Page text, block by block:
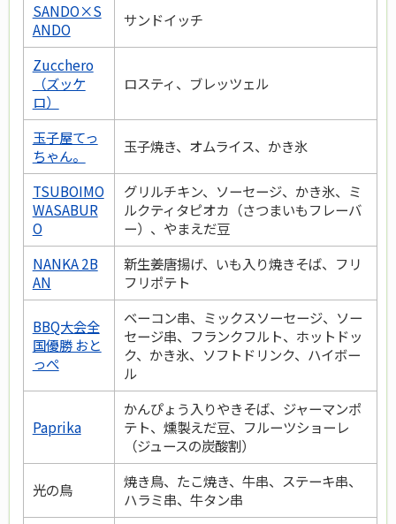
SANDO×S
ANDO
サンドイッチ
Zucchero
（ズッケ
ロ）
ロスティ、ブレッツェル
玉子屋てっ
ちゃん。
玉子焼き、オムライス、かき氷
TSUBOIMO
WASABUR
O
グリルチキン、ソーセージ、かき氷、ミ
ルクティタピオカ（さつまいもフレーバ
ー）、やまえだ豆
NANKA 2B
AN
新生姜唐揚げ、いも入り焼きそば、フリ
フリポテト
BBQ大会全
国優勝 おと
っぺ
ベーコン串、ミックスソーセージ、ソー
セージ串、フランクフルト、ホットドッ
ク、かき氷、ソフトドリンク、ハイボー
ル
Paprika
かんぴょう入りやきそば、ジャーマンポ
テト、燻製えだ豆、フルーツショーレ
（ジュースの炭酸割）
光の鳥
焼き鳥、たこ焼き、牛串、ステーキ串、
ハラミ串、牛タン串